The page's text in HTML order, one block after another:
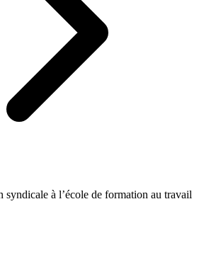
syndicale à l’école de formation au travail